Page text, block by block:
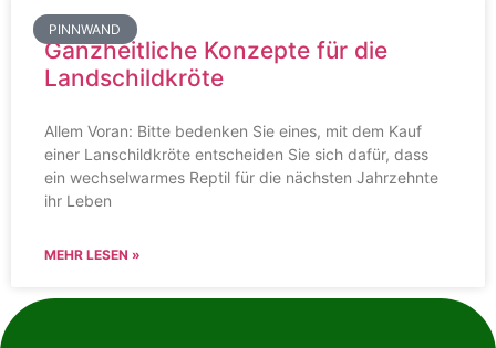
PINNWAND
Ganzheitliche Konzepte für die
Landschildkröte
Allem Voran: Bitte bedenken Sie eines, mit dem Kauf
einer Lanschildkröte entscheiden Sie sich dafür, dass
ein wechselwarmes Reptil für die nächsten Jahrzehnte
ihr Leben
MEHR LESEN »